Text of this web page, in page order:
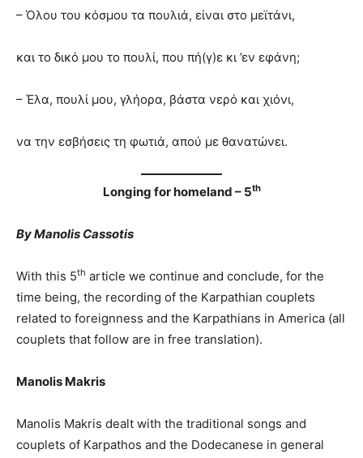
– Όλου του κόσμου τα πουλιά, είναι στο μεϊτάνι,
και το δικό μου το πουλί, που πή(γ)ε κι ’εν εφάνη;
– Έλα, πουλί μου, γλήορα, βάστα νερό και χιόνι,
να την εσβήσεις τη φωτιά, απού με θανατώνει.
Longing for homeland – 5th
By Manolis Cassotis
With this 5th article we continue and conclude, for the
time being, the recording of the Karpathian couplets
related to foreignness and the Karpathians in America (all
couplets that follow are in free translation).
Manolis Makris
Manolis Makris dealt with the traditional songs and
couplets of Karpathos and the Dodecanese in general